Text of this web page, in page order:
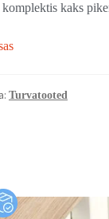
kaks
Turvatooted